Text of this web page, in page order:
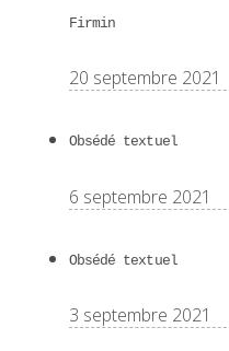
Firmin
20 septembre 2021
Obsédé textuel
6 septembre 2021
Obsédé textuel
3 septembre 2021